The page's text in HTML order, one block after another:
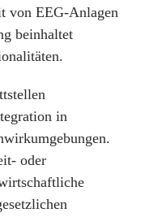
von EEG-Anlagen
beinhaltet
in
oder